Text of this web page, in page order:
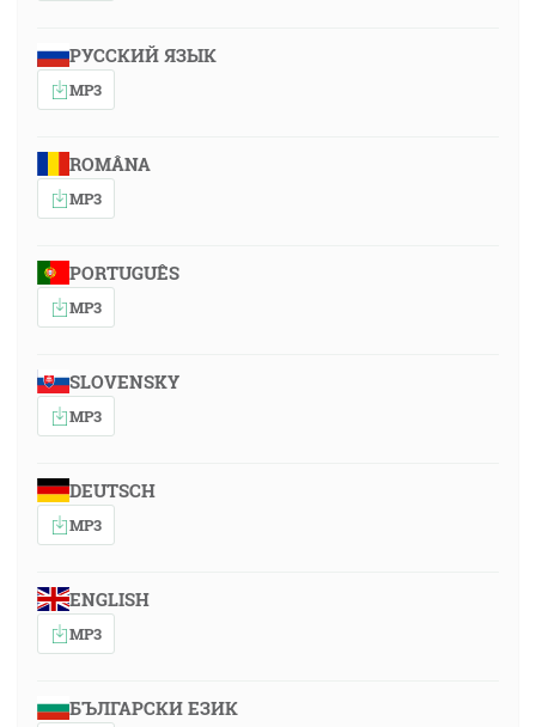
РУССКИЙ ЯЗЫК
MP3
ROMÂNA
MP3
PORTUGUÊS
MP3
SLOVENSKY
MP3
DEUTSCH
MP3
ENGLISH
MP3
БЪЛГАРСКИ ЕЗИК